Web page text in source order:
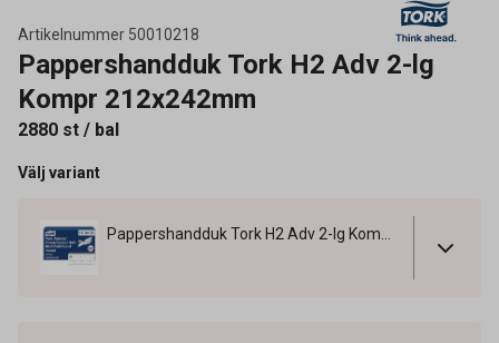
Artikelnummer 50010218
Pappershandduk Tork H2 Adv 2-lg
Kompr 212x242mm
2880 st / bal
Välj variant